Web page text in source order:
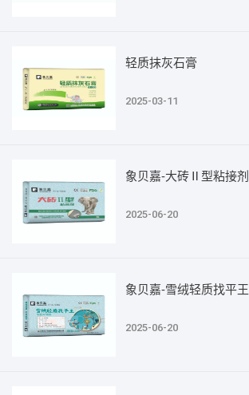
轻质抹灰石膏
2025-03-11
象贝嘉-大砖Ⅱ型粘接剂
2025-06-20
象贝嘉-雪绒轻质找平王
2025-06-20